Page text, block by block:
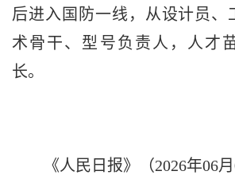
后进入国防一线，从设计员、
术骨干、型号负责人，人才
长。
《人民日报》（2026年06